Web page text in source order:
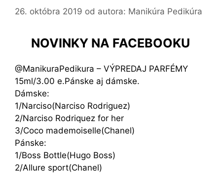
26. októbra 2019 od autora: Manikúra Pedikúra
NOVINKY NA FACEBOOKU
@ManikuraPedikura – VÝPREDAJ PARFÉMY
15ml/3.00 e.Pánske aj dámske.
Dámske:
1/Narciso(Narciso Rodriguez)
2/Narciso Rodriquez for her
3/Coco mademoiselle(Chanel)
Pánske:
1/Boss Bottle(Hugo Boss)
2/Allure sport(Chanel)